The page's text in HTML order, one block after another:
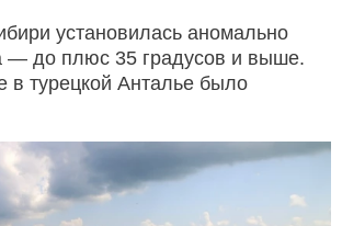
установилась аномально
— до плюс 35 градусов и выше.
в турецкой Анталье было